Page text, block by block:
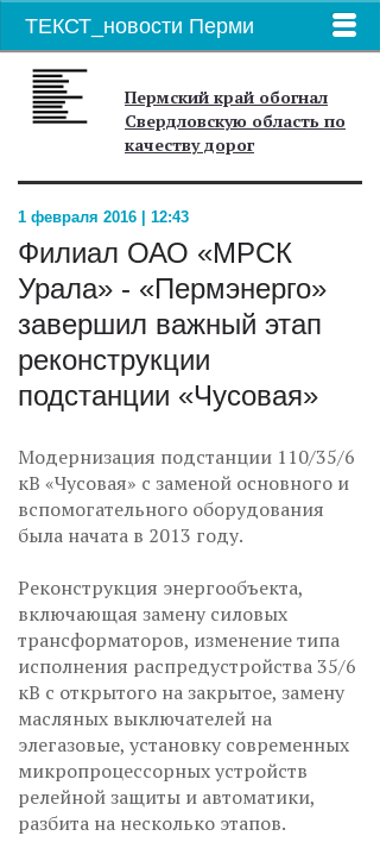
ТЕКСТ_новости Перми
Пермский край обогнал
Свердловскую область по
качеству дорог
1 февраля 2016 | 12:43
Филиал ОАО «МРСК
Урала» - «Пермэнерго»
завершил важный этап
реконструкции
подстанции «Чусовая»
Модернизация подстанции 110/35/6
кВ «Чусовая» с заменой основного и
вспомогательного оборудования
была начата в 2013 году.
Реконструкция энергообъекта,
включающая замену силовых
трансформаторов, изменение типа
исполнения распредустройства 35/6
кВ с открытого на закрытое, замену
масляных выключателей на
элегазовые, установку современных
микропроцессорных устройств
релейной защиты и автоматики,
разбита на несколько этапов.